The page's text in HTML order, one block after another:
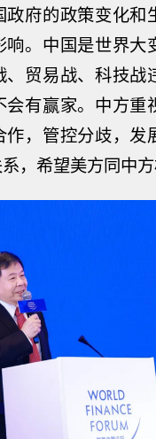
政府的政策变化和
响。中国是世界大
贸易战、科技战
有赢家。中方重
，管控分歧，发
，希望美方同中方